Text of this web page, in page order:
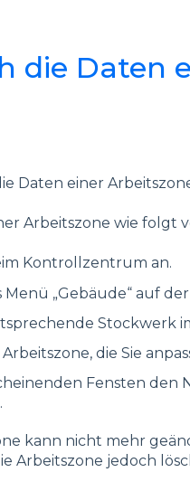
die Daten
Daten einer
Arbeitszone wie folgt
Kontrollzentrum an.
Menü „Gebäude“ auf
Stockwerk
die Sie
Fensten den
kann nicht mehr
Arbeitszone jedoch